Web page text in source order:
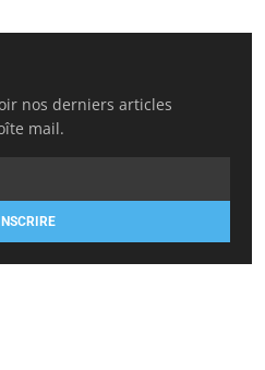
nos derniers articles
mail.